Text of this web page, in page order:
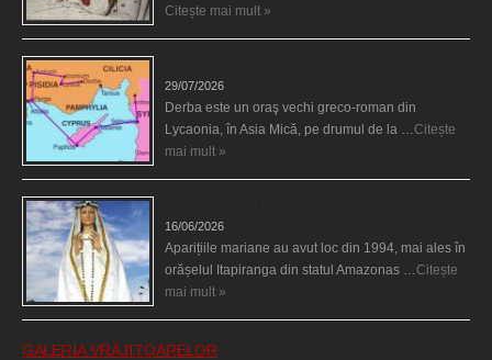
Citește mai mult »
29/07/2026
Derba este un oraş vechi greco-roman din
Lycaonia, în Asia Mică, pe drumul de la … Citește
mai mult »
16/06/2026
Aparițiile mariane au avut loc din 1994, mai ales în
orășelul Itapiranga din statul Amazonas … Citește
mai mult »
GALERIA VRĂJITOARELOR